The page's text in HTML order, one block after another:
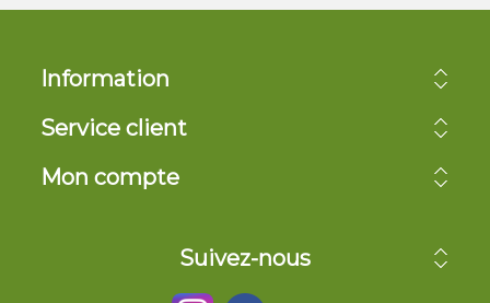
Information
Service client
Mon compte
Suivez-nous